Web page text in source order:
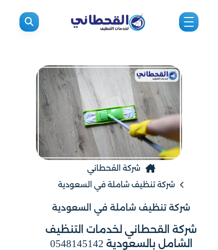
شركة القحطاني
شركة تنظيف شاملة في السعودية
شركة تنظيف شاملة في السعودية
شركة القحطاني لخدمات التنظيف
الشامل بالسعودية 0548145142